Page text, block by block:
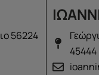
56224
45444